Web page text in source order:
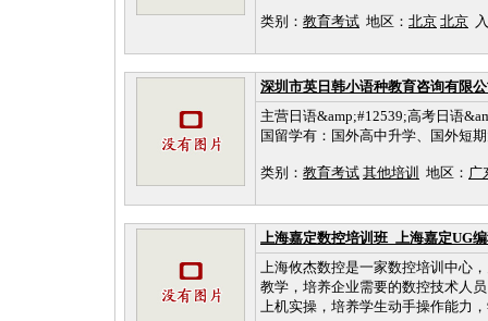
类别： 教育考试 地区： 北京 北京
深圳市英日韩小语种教育咨询有限
主营日语&amp;#12539;高考日语
国留学有：国外高中升学、国外短
类别： 教育考试 其他培训 地区： 广
上海嘉定数控培训班_上海嘉定UG
上海攸杰数控是一家数控培训中心
教学，培养企业需要的数控技术人
上机实操，培养学生动手操作能力